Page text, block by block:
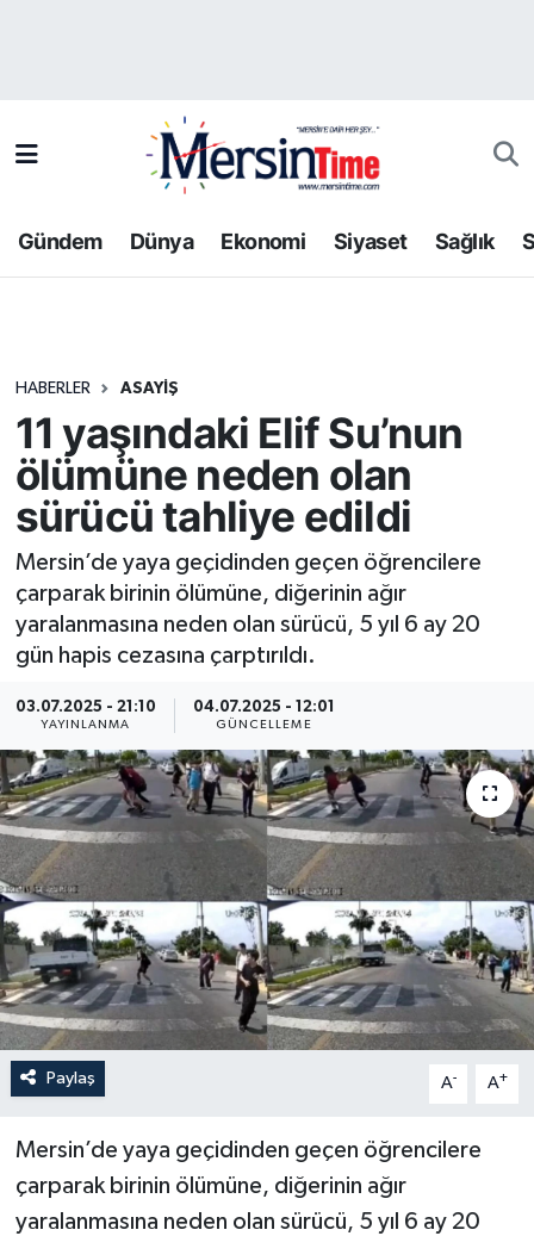
Gündem Dünya Ekonomi Siyaset Sağlık
HABERLER ASAYIŞ
11 yaşındaki Elif Su’nun
ölümüne neden olan
sürücü tahliye edildi
Mersin’de yaya geçidinden geçen öğrencilere
çarparak birinin ölümüne, diğerinin ağır
yaralanmasına neden olan sürücü, 5 yıl 6 ay 20
gün hapis cezasına çarptırıldı.
03.07.2025 - 21:10
YAYINLANMA
04.07.2025 - 12:01
GÜNCELLEME
Paylaş A- A+
Mersin’de yaya geçidinden geçen öğrencilere
çarparak birinin ölümüne, diğerinin ağır
yaralanmasına neden olan sürücü, 5 yıl 6 ay 20
Bilim-Teknoloji
Dünya
Ekonomi
Gündem
Kültür-Sanat
Resmi İlan
Sağlık
Siyaset
Spor
Yaşam
Trafik Durumu
Tüm Manşetler
Haber Arşivi